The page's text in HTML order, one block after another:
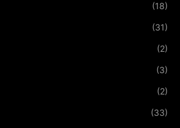
(18)
(31)
(2)
(3)
(2)
(33)